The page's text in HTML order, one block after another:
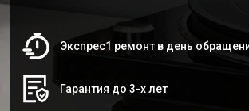
Экспрес1 ремонт в день
Гарантия до 3-х лет